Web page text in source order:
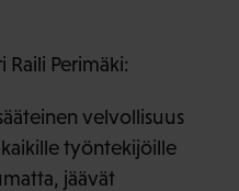
Perimäki:
velvollisuus
työntekijöille
jäävät